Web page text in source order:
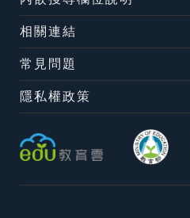
相關連結
常見問題
隱私權政策